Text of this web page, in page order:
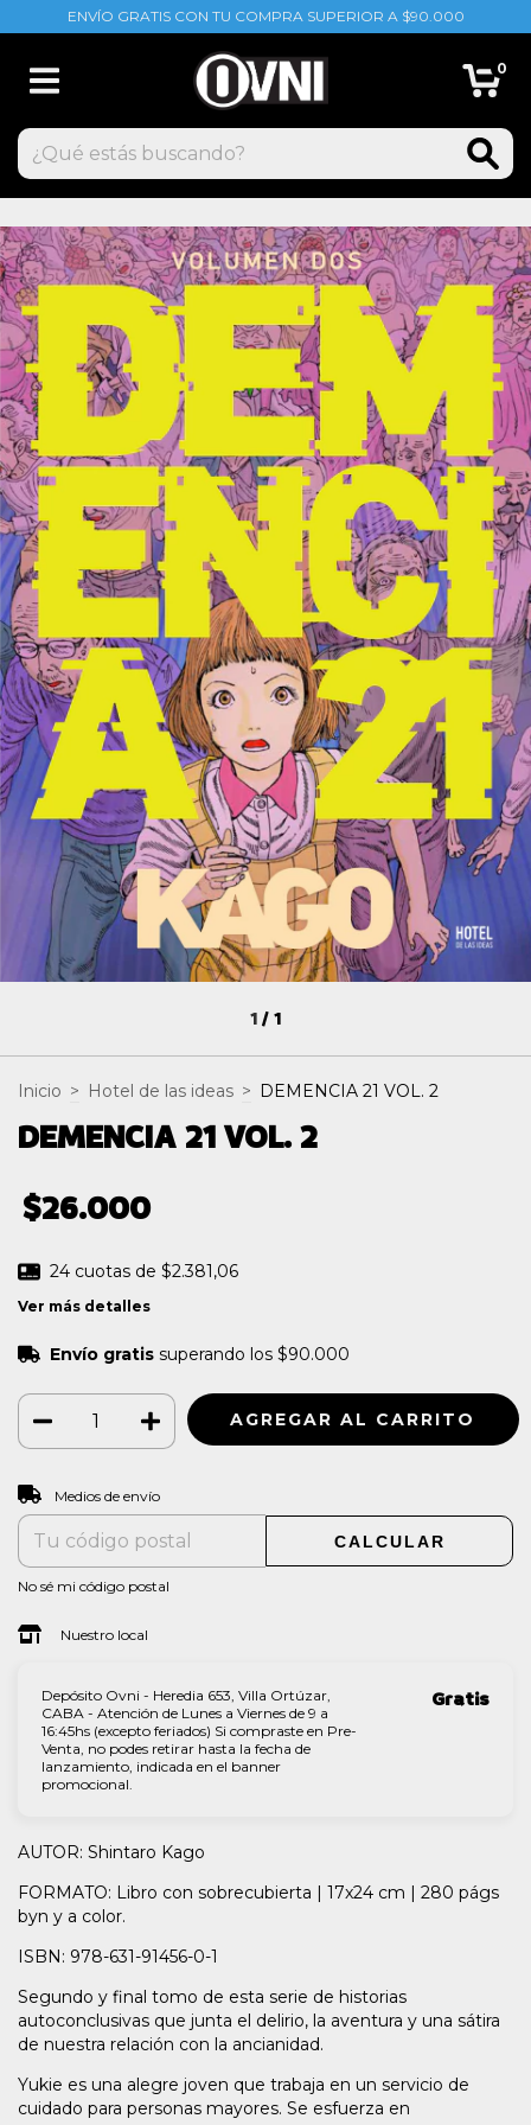
ENVÍO GRATIS CON TU COMPRA SUPERIOR A $90.000
0
1/1
Inicio > Hotel de las ideas > DEMENCIA 21 VOL. 2
DEMENCIA 21 VOL. 2
$26.000
24 cuotas de $2.381,06
Ver más detalles
Envío gratis superando los $90.000
Entregas para el CP:
Medios de envío
CALCULAR
No sé mi código postal
Nuestro local
Depósito Ovni - Heredia 653, Villa Ortúzar,
CABA - Atención de Lunes a Viernes de 9 a
16:45hs (excepto feriados) Si compraste en Pre-
Venta, no podes retirar hasta la fecha de
lanzamiento, indicada en el banner
promocional.
Gratis
AUTOR: Shintaro Kago
FORMATO: Libro con sobrecubierta | 17x24 cm | 280 págs
byn y a color.
ISBN: 978-631-91456-0-1
Segundo y final tomo de esta serie de historias
autoconclusivas que junta el delirio, la aventura y una sátira
de nuestra relación con la ancianidad.
Yukie es una alegre joven que trabaja en un servicio de
cuidado para personas mayores. Se esfuerza en